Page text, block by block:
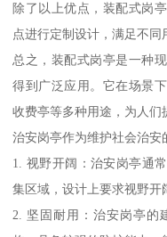
除了以上优点，装配式岗
点进行定制设计，满足不同
总之，装配式岗亭是一种
得到广泛应用。它在场景
收费亭等多种用途，为人们
治安岗亭作为维护社会治安
1. 视野开阔：治安岗亭通
集区域，设计上要求视野开
2. 坚固耐用：治安岗亭的